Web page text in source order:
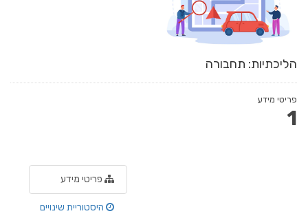
הליכתיות: תחבורה
פריטי מידע
1
פריטי מידע
היסטוריית שינויים